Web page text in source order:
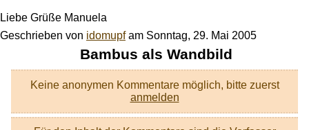
Liebe Grüße Manuela
Geschrieben von idomupf am Sonntag, 29. Mai 2005
Bambus als Wandbild
Keine anonymen Kommentare möglich, bitte zuerst
anmelden